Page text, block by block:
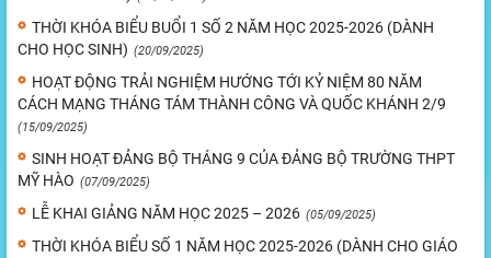
THỜI KHÓA BIỂU BUỔI 1 SỐ 2 NĂM HỌC 2025-2026 (DÀNH
CHO HỌC SINH) (20/09/2025)
HOẠT ĐỘNG TRẢI NGHIỆM HƯỚNG TỚI KỶ NIỆM 80 NĂM
CÁCH MẠNG THÁNG TÁM THÀNH CÔNG VÀ QUỐC KHÁNH 2/9
(15/09/2025)
SINH HOẠT ĐẢNG BỘ THÁNG 9 CỦA ĐẢNG BỘ TRƯỜNG THPT
MỸ HÀO (07/09/2025)
LỄ KHAI GIẢNG NĂM HỌC 2025 – 2026 (05/09/2025)
THỜI KHÓA BIỂU SỐ 1 NĂM HỌC 2025-2026 (DÀNH CHO GIÁO